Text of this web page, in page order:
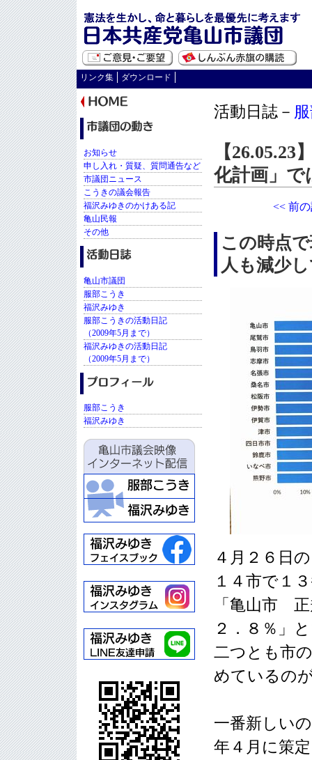
リンク集 ダウンロード
活動日誌－
【
化計画」で
<< 前
この時点
人も減少
４月２６日
１４市で１
「亀山市
２．８％」
二つとも市
めているの
一番新しい
年４月に策
お知らせ
申し入れ・質疑、質問通告など
市議団ニュース
こうきの議会報告
福沢みゆきのかけある記
亀山民報
その他
亀山市議団
服部こうき
福沢みゆき
服部こうきの活動日記
（2009年5月まで）
福沢みゆきの活動日記
（2009年5月まで）
服部こうき
福沢みゆき